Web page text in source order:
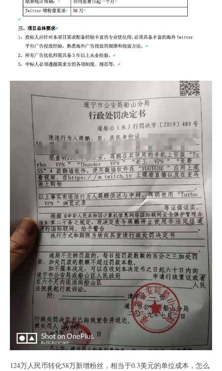
124万人民币转化58万新增粉丝，相当于0.3美元的单位成本，怎么